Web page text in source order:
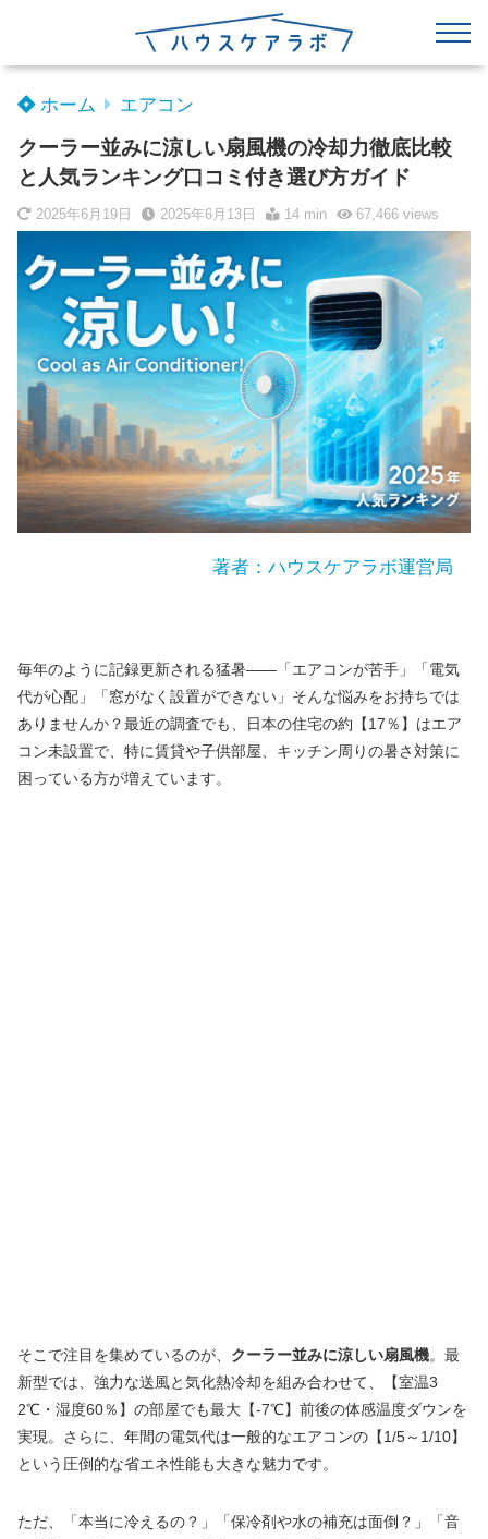
ホーム エアコン
クーラー並みに涼しい扇風機の冷却力徹底比較
と人気ランキング口コミ付き選び方ガイド
2025年6月19日 2025年6月13日 14 min 67,466views
著者：ハウスケアラボ運営局
毎年のように記録更新される猛暑――「エアコンが苦手」「電気
代が心配」「窓がなく設置ができない」そんな悩みをお持ちでは
ありませんか？最近の調査でも、日本の住宅の約【17％】はエア
コン未設置で、特に賃貸や子供部屋、キッチン周りの暑さ対策に
困っている方が増えています。
そこで注目を集めているのが、 クーラー並みに涼しい扇風機。最
新型では、強力な送風と気化熱冷却を組み合わせて、【室温3
2℃・湿度60％】の部屋でも最大【-7℃】前後の体感温度ダウンを
実現。さらに、年間の電気代は一般的なエアコンの【1/5～1/10】
という圧倒的な省エネ性能も大きな魅力です。
ただ、「本当に冷えるの？」「保冷剤や水の補充は面倒？」「音